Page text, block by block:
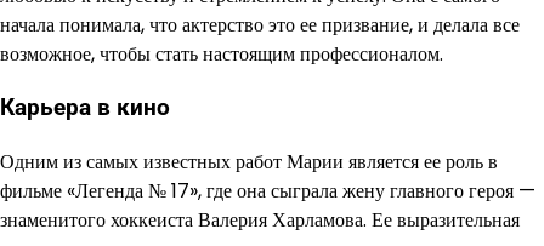
начала понимала, что актерство это ее призвание, и делала все
возможное, чтобы стать настоящим профессионалом.
Карьера в кино
Одним из самых известных работ Марии является ее роль в
фильме «Легенда № 17», где она сыграла жену главного героя —
знаменитого хоккеиста Валерия Харламова. Ее выразительная